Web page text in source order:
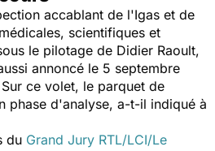
accablant de l'Igas et de
scientifiques et
le pilotage de Didier Raoult,
annoncé le 5 septembre
ce volet, le parquet de
phase d'analyse, a-t-il indiqué à
du Grand Jury RTL/LCI/Le